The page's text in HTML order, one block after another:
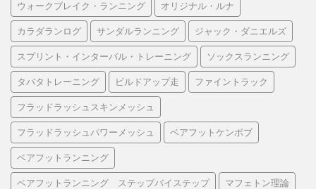
ウォークブレイク・ランニング オリジナル・ルナ
カラダランログ サンダルランニング ジャック・ダニエルズ
スプリント・インターバル・トレーニング ソックスランニング
タバタトレーニング ビルドアップ走 ファイントラック
フラッドラッシュスキンメッシュ
フラッドラッシュパワーメッシュ ベアフットケンボブ
ベアフットランニング
ベアフットランニング ステップバイステップ マフェトン理論